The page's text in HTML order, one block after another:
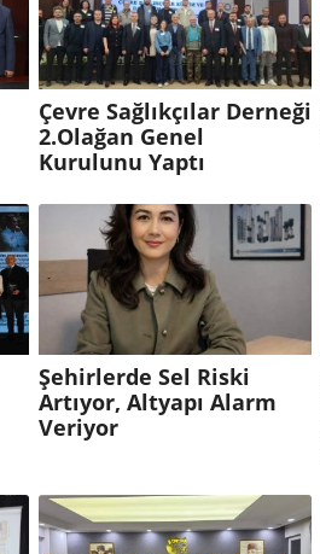
Çevre Sağlıkçılar Derneği
2.Olağan Genel
Kurulunu Yaptı
Şehirlerde Sel Riski
Artıyor, Altyapı Alarm
Veriyor